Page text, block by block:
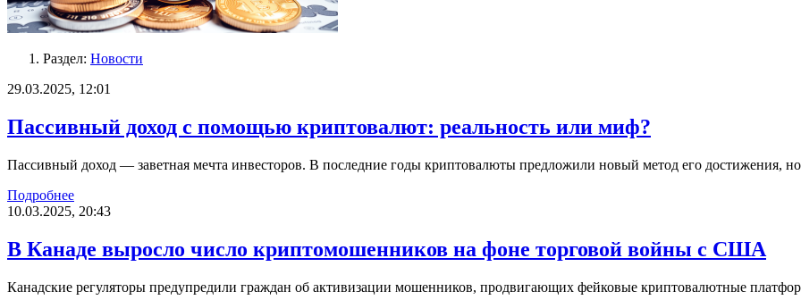
Раздел: Новости
29.03.2025, 12:01
Пассивный доход с помощью криптовалют: реальность или миф?
Пассивный доход — заветная мечта инвесторов. В последние годы криптовалюты предложили новый метод его достижения,
Подробнее
10.03.2025, 20:43
В Канаде выросло число криптомошенников на фоне торговой войны с США
Канадские регуляторы предупредили граждан об активизации мошенников, продвигающих фейковые криптовалютные